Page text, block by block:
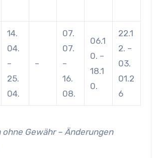
14.
04.
–
25.
04.
–
07.
07.
–
16.
08.
06.1
0. –
18.1
0.
22.1
2. –
03.
01.2
6
ohne Gewähr – Änderungen